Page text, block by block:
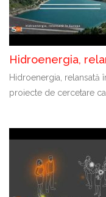
Hidroenergia,
Hidroenergia, relansată
proiecte de cercetare